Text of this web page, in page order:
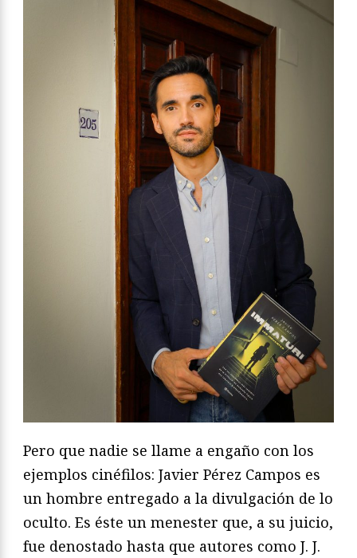
Pero que nadie se llame a engaño con los
ejemplos cinéfilos: Javier Pérez Campos es
un hombre entregado a la divulgación de lo
oculto. Es éste un menester que, a su juicio,
fue denostado hasta que autores como J. J.